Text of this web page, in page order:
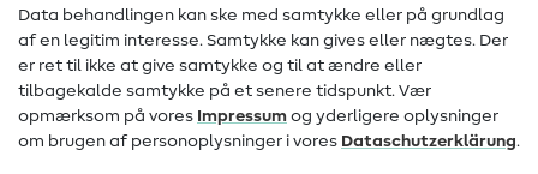
FAQ
Fortrydelsesret
Populært
Data behandlingen kan ske med samtykke eller på grundlag
af en legitim interesse. Samtykke kan gives eller nægtes. Der
er ret til ikke at give samtykke og til at ændre eller
tilbagekalde samtykke på et senere tidspunkt. Vær
opmærksom på vores Impressum og yderligere oplysninger
om brugen af personoplysninger i vores Data­schutz­erklärung.